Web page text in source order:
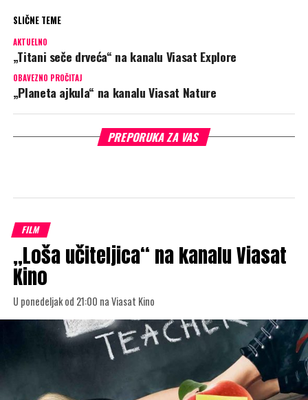
SLIČNE TEME
AKTUELNO
„Titani seče drveća“ na kanalu Viasat Explore
OBAVEZNO PROČITAJ
„Planeta ajkula“ na kanalu Viasat Nature
PREPORUKA ZA VAS
FILM
„Loša učiteljica“ na kanalu Viasat
Kino
U ponedeljak od 21:00 na Viasat Kino